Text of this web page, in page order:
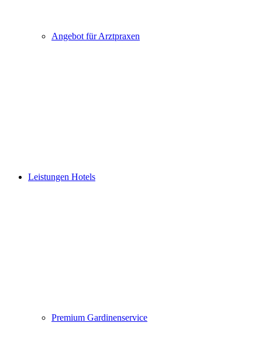
Angebot für Arztpraxen
Leistungen Hotels
Premium Gardinenservice